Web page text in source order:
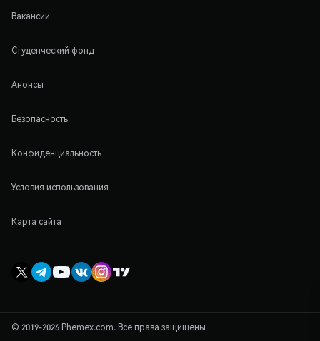
Вакансии
Студенческий фонд
Анонсы
Безопасность
Конфиденциальность
Условия использования
Карта сайта
© 2019-2026 Phemex.com. Все права защищены